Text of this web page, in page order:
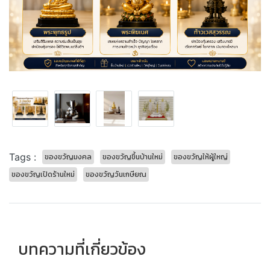
Tags : ของขวัญมงคล ของขวัญขึ้นบ้านใหม่
ของขวัญให้ผู้ใหญ่
ของขวัญเปิดร้านใหม่
ของขวัญวันเกษียณ
บทความที่เกี่ยวข้อง